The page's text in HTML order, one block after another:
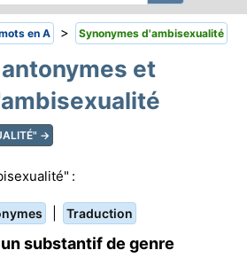
en A > Synonymes d'ambisexualité
et
→
:
Traduction
substantif de genre